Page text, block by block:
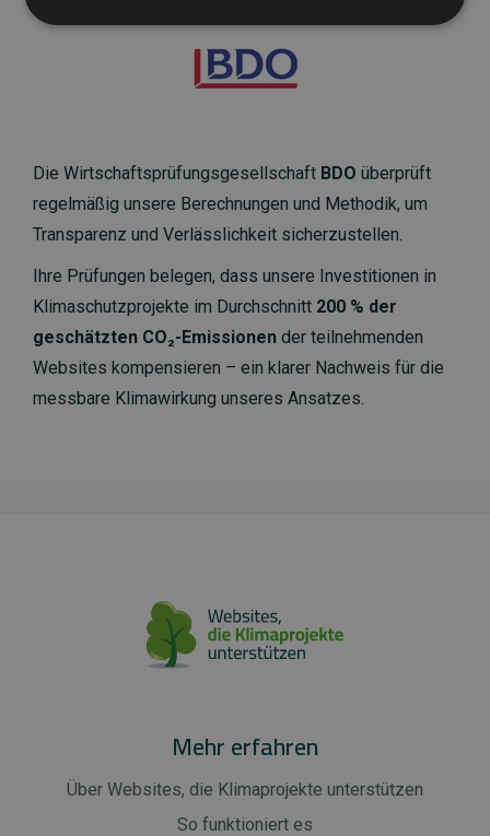
Die Wirtschaftsprüfungsgesellschaft BDO überprüft
regelmäßig unsere Berechnungen und Methodik, um
Transparenz und Verlässlichkeit sicherzustellen.
Ihre Prüfungen belegen, dass unsere Investitionen in
Klimaschutzprojekte im Durchschnitt 200 % der
geschätzten CO₂-Emissionen der teilnehmenden
Websites kompensieren – ein klarer Nachweis für die
messbare Klimawirkung unseres Ansatzes.
Mehr erfahren
Über Websites, die Klimaprojekte unterstützen
So funktioniert es